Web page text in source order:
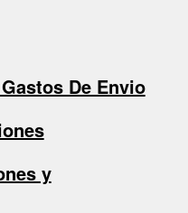
De Envio
y